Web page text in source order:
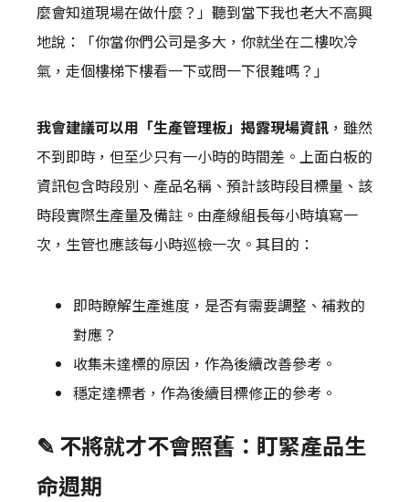
麼會知道現場在做什麼？」聽到當下我也老大不高興
地說：「你當你們公司是多大，你就坐在二樓吹冷
氣，走個樓梯下樓看一下或問一下很難嗎？」
我會建議可以用「生產管理板」揭露現場資訊 ，雖然
不到即時，但至少只有一小時的時間差。上面白板的
資訊包含時段別、產品名稱、預計該時段目標量、該
時段實際生產量及備註。由產線組長每小時填寫一
次，生管也應該每小時巡檢一次。其目的：
即時瞭解生產進度，是否有需要調整、補救的
對應？
收集未達標的原因，作為後續改善參考。
穩定達標者，作為後續目標修正的參考。
✎ 不將就才不會照舊：盯緊產品生
命週期